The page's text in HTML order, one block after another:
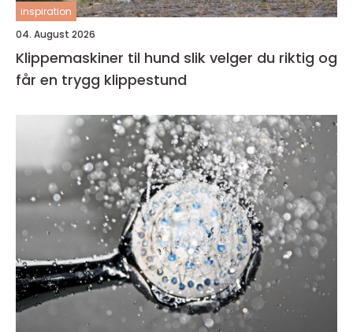
inspiration
04. August 2026
Klippemaskiner til hund slik velger du riktig og
får en trygg klippestund